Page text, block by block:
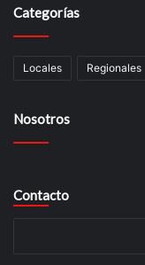
Categorías
Locales Regionales
Nosotros
Contacto